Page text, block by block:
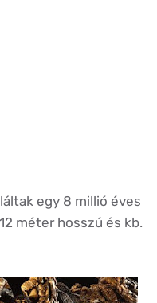
egy 8 millió éves
méter hosszú és kb.